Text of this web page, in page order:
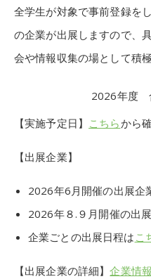
全学生が対象で事前登録を
の企業が出展しますので、
会や情報収集の場として積
2026年度
【実施予定日】 こちらから
【出展企業】
2026年6月開催の出展企
2026年８.９月開催の出
企業ごとの出展日程は こ
【出展企業の詳細】企業情